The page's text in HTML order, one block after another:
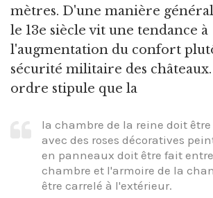
mètres. D'une manière
le 13e siècle vit une tendance à
l'augmentation du confort
sécurité militaire des châteaux.
ordre stipule que la
la chambre de la reine doit être
avec des roses décoratives
en panneaux doit être fait
chambre et l'armoire de la
être carrelé à l'extérieur.